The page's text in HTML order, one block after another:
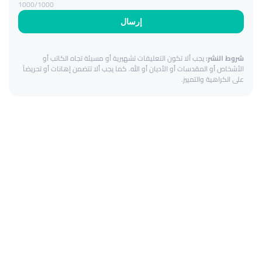
إرسال
1000/1000
شروط النشر:يجب ألا تكون التعليقات تشهيرية أو مسيئة تجاه الكاتب أو
الأشخاص أو المقدسات أو الأديان أو الله. كما يجب ألا تتضمن إهانات أو تحريضاً
على الكراهية والتمييز.